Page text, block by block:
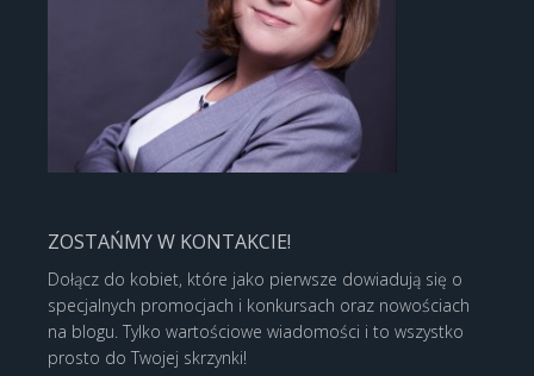
ZOSTAŃMY W KONTAKCIE!
Dołącz do kobiet, które jako pierwsze dowiadują się o
specjalnych promocjach i konkursach oraz nowościach
na blogu. Tylko wartościowe wiadomości i to wszystko
prosto do Twojej skrzynki!